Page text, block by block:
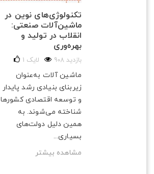
تکنولوژی‌های نوین در
ماشین‌آلات صنعتی:
انقلاب در تولید و
بهره‌وری
908 بازدید 1 لایک
ماشین آلات به‌عنوان
زیربنای بنیادی رشد پایدار
و توسعه اقتصادی کشورها
شناخته می‌شوند. به
همین دلیل دولت‌های
بسیاری...
مشاهده بیشتر